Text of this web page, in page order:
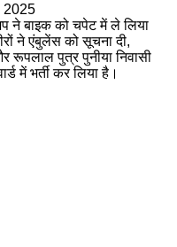
2025
ने बाइक को चपेट में ले लिया
ने एंबुलेंस को सूचना दी,
रूपलाल पुत्र पुनीया निवासी
में भर्ती कर लिया है।